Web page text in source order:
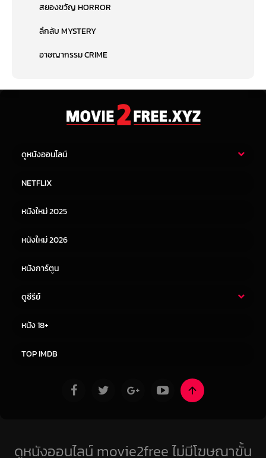
สยองขวัญ HORROR
ลึกลับ MYSTERY
อาชญากรรม CRIME
ดูหนังออนไลน์
หนังจีน
NETFLIX
หนังใหม่ 2025
หนังใหม่ 2026
หนังการ์ตูน
ดูซีรีย์
หนัง 18+
TOP IMDB
ดูหนังออนไลน์ movie2free ไม่มีโฆษณาขั้น